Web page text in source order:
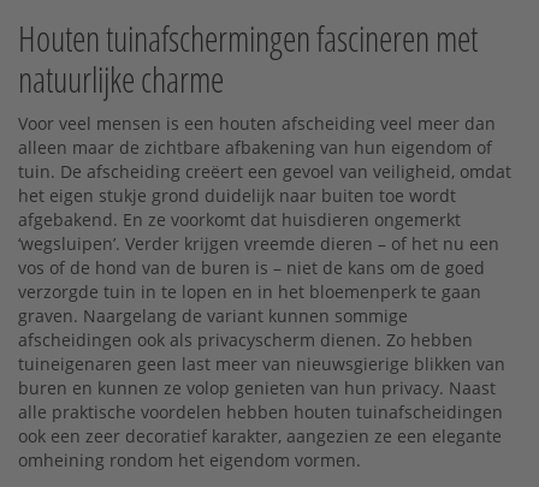
Houten tuinafschermingen fascineren met
natuurlijke charme
Voor veel mensen is een houten afscheiding veel meer dan
alleen maar de zichtbare afbakening van hun eigendom of
tuin. De afscheiding creëert een gevoel van veiligheid, omdat
het eigen stukje grond duidelijk naar buiten toe wordt
afgebakend. En ze voorkomt dat huisdieren ongemerkt
‘wegsluipen’. Verder krijgen vreemde dieren – of het nu een
vos of de hond van de buren is – niet de kans om de goed
verzorgde tuin in te lopen en in het bloemenperk te gaan
graven. Naargelang de variant kunnen sommige
afscheidingen ook als privacyscherm dienen. Zo hebben
tuineigenaren geen last meer van nieuwsgierige blikken van
buren en kunnen ze volop genieten van hun privacy. Naast
alle praktische voordelen hebben houten tuinafscheidingen
ook een zeer decoratief karakter, aangezien ze een elegante
omheining rondom het eigendom vormen.